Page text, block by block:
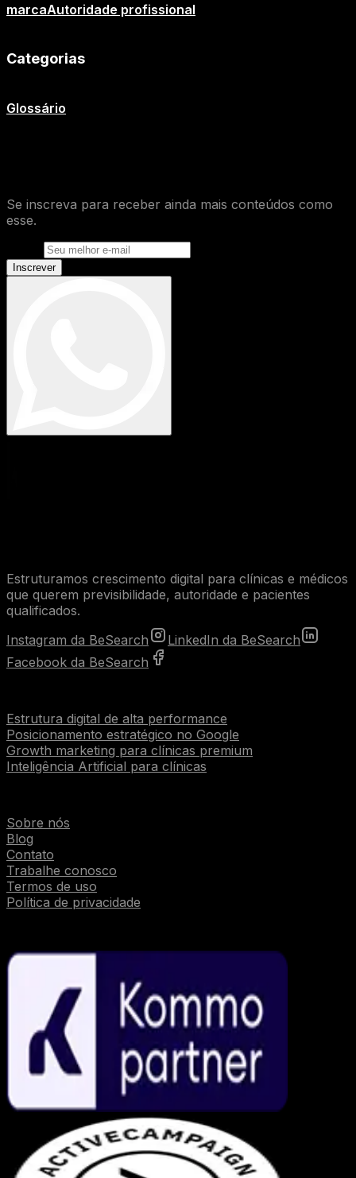
marcaAutoridade profissional
Categorias
Glossário
Se inscreva para receber ainda mais conteúdos como
esse.
Inscrever
Estruturamos crescimento digital para clínicas e médicos
que querem previsibilidade, autoridade e pacientes
qualificados.
Instagram da BeSearch
LinkedIn da BeSearch
Facebook da BeSearch
Estrutura digital de alta performance
Posicionamento estratégico no Google
Growth marketing para clínicas premium
Inteligência Artificial para clínicas
Sobre nós
Blog
Contato
Trabalhe conosco
Termos de uso
Política de privacidade